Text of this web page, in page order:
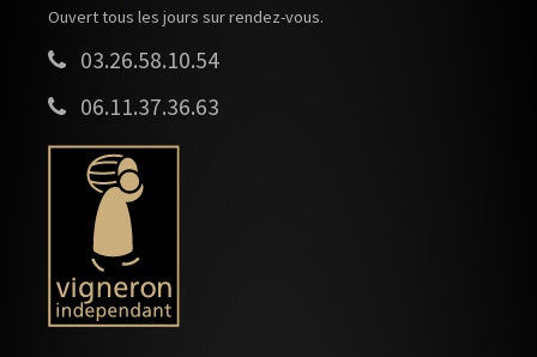
Ouvert tous les jours sur rendez-vous.
03.26.58.10.54
06.11.37.36.63